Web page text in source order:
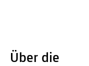
Über die